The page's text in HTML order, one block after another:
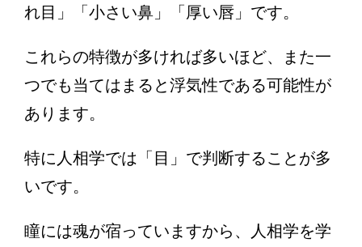
れ目」「小さい鼻」「厚い唇」です。
これらの特徴が多ければ多いほど、また一
つでも当てはまると浮気性である可能性が
あります。
特に人相学では「目」で判断することが多
いです。
瞳には魂が宿っていますから、人相学を学